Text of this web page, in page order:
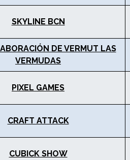
SKYLINE BCN
DE VERMUT LAS
VERMUDAS
PIXEL GAMES
CRAFT ATTACK
CUBICK SHOW